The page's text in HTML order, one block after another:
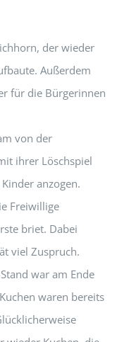
der wieder
Außerdem
für die Bürgerinnen
von der
ihrer Löschspiel
anzogen.
Freiwillige
briet. Dabei
viel Zuspruch.
war am Ende
waren bereits